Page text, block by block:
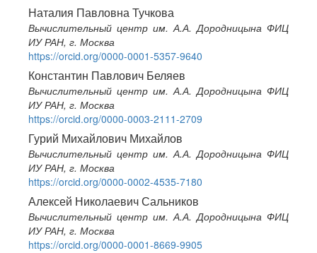
Main
Article
Content
Наталия Павловна Тучкова
Вычислительный центр им. А.А. Дородницына ФИЦ
ИУ РАН, г. Москва
https://orcid.org/0000-0001-5357-9640
Константин Павлович Беляев
Вычислительный центр им. А.А. Дородницына ФИЦ
ИУ РАН, г. Москва
https://orcid.org/0000-0003-2111-2709
Гурий Михайлович Михайлов
Вычислительный центр им. А.А. Дородницына ФИЦ
ИУ РАН, г. Москва
https://orcid.org/0000-0002-4535-7180
Алексей Николаевич Сальников
Вычислительный центр им. А.А. Дородницына ФИЦ
ИУ РАН, г. Москва
https://orcid.org/0000-0001-8669-9905